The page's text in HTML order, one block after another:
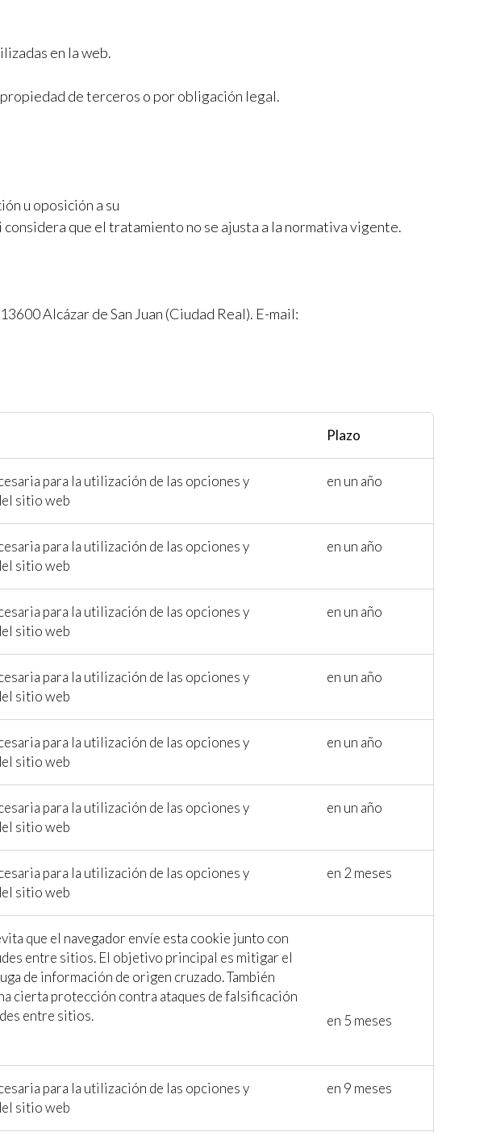
en la web.
de terceros o por obligación legal.
u oposición a su
considera que el tratamiento no se ajusta a la normativa vigente.
Alcázar de San Juan (Ciudad Real). E-mail:
Plazo
para la utilización de las opciones y
sitio web
en un año
para la utilización de las opciones y
sitio web
en un año
para la utilización de las opciones y
sitio web
en un año
para la utilización de las opciones y
sitio web
en un año
para la utilización de las opciones y
sitio web
en un año
para la utilización de las opciones y
sitio web
en un año
para la utilización de las opciones y
sitio web
en 2 meses
que el navegador envíe esta cookie junto con
entre sitios. El objetivo principal es mitigar el
de información de origen cruzado. También
cierta protección contra ataques de falsificación
entre sitios.
en 5 meses
para la utilización de las opciones y
sitio web
en 9 meses